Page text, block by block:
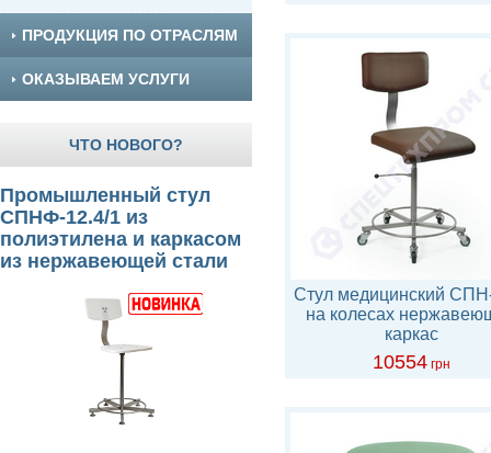
ПРОДУКЦИЯ ПО ОТРАСЛЯМ
ОКАЗЫВАЕМ УСЛУГИ
ЧТО НОВОГО?
Промышленный стул
СПНФ-12.4/1 из
полиэтилена и каркасом
из нержавеющей стали
Стул медицинский
на колесах
каркас
10554 грн